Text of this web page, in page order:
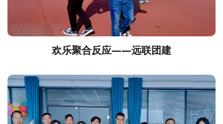
欢乐聚合反应——远联团建